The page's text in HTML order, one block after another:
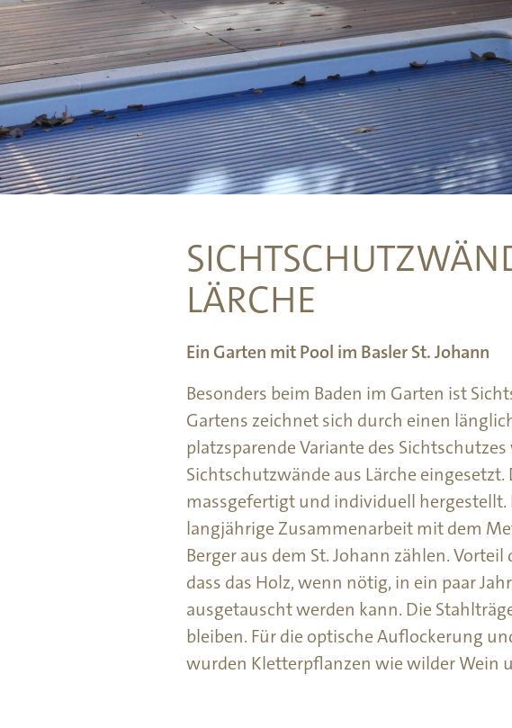
LÄRCHE
Ein Garten mit Pool im Basler St. Johann
Besonders beim Baden im Garten ist
Gartens zeichnet sich durch einen
platzsparende Variante des
Sichtschutzwände aus Lärche
massgefertigt und individuell hergestellt.
langjährige Zusammenarbeit mit dem
Berger aus dem St. Johann zählen.
dass das Holz, wenn nötig, in ein paar
ausgetauscht werden kann. Die
bleiben. Für die optische Auflockerung
wurden Kletterpflanzen wie wilder Wein